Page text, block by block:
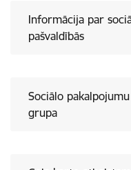
Informācija par
pašvaldībās
Sociālo
grupa